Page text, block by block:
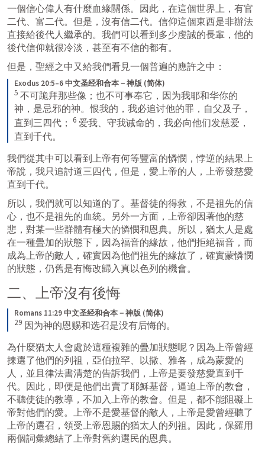
一個信心偉人有什麼血緣關係。因此，在這個世界上，有官
二代、富二代。但是，沒有信二代。信仰這個東西是非辦法
直接給後代人繼承的。我們可以看到多少虔誠的長輩，他的
後代信仰就很冷淡，甚至有不信的都有。
但是，聖經之中又給我們看見一個普遍的應許之中：
Exodus 20:5–6 中文圣经和合本－神版 (简体)
5 不可跪拜那些像；也不可事奉它，因为我耶和华你的
神，是忌邪的神。恨我的，我必追讨他的罪，自父及子，
直到三四代；
6 爱我、守我诫命的，我必向他们发慈爱，
直到千代。
我們從其中可以看到上帝有何等豐富的憐憫，悖逆的結果上
帝說，我只追討道三四代，但是，愛上帝的人，上帝發慈愛
直到千代。
所以，我們就可以知道的了。基督徒的得救，不是祖先的信
心，也不是祖先的血統。另外一方面，上帝卻因著他的慈
悲，對某一些群體有極大的憐憫和恩典。所以，猶太人是處
在一種疊加的狀態下，因為福音的緣故，他們拒絕福音，而
成為上帝的敵人，確實因為他們祖先的緣故了，確實蒙憐憫
的狀態，仍舊是有悔改歸入真以色列的機會。
二、上帝沒有後悔
Romans 11:29 中文圣经和合本－神版 (简体)
29 因为神的恩赐和选召是没有后悔的。
為什麼猶太人會處於這種複雜的疊加狀態呢？因為上帝曾經
揀選了他們的列祖，亞伯拉罕、以撒、雅各，成為蒙愛的
人，並且律法書清楚的告訴我們，上帝是要發慈愛直到千
代。因此，即便是他們出賣了耶穌基督，逼迫上帝的教會，
不聽使徒的教導，不加入上帝的教會。但是，都不能阻礙上
帝對他們的愛。上帝不是愛基督的敵人，上帝是愛曾經聽了
上帝的選召，領受上帝恩賜的猶太人的列祖。因此，保羅用
兩個詞彙總結了上帝對舊約選民的恩典。